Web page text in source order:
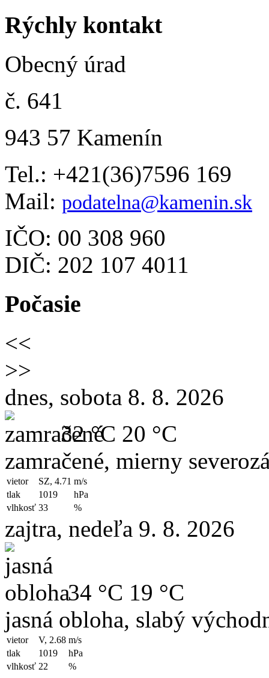
Rýchly kontakt
Obecný úrad
č. 641
943 57 Kamenín
Tel.: +421(36)7596 169
Mail: podatelna@kamenin.sk
IČO: 00 308 960
DIČ: 202 107 4011
Počasie
<<
>>
dnes, sobota 8. 8. 2026
32 °C 20 °C
zamračené, mierny
vietor SZ, 4.71 m/s
tlak
1019
hPa
vlhkosť 33 %
zajtra, nedeľa 9. 8. 2026
34 °C 19 °C
jasná obloha, slabý
vietor V, 2.68 m/s
tlak
1019
hPa
vlhkosť 22 %